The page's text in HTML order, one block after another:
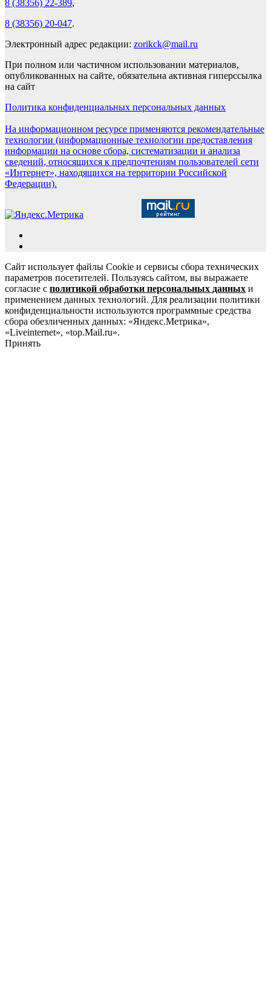
8 (38356) 22-389,
8 (38356) 20-047.
Электронный адрес редакции: zorikck@mail.ru
При полном или частичном использовании материалов,
опубликованных на сайте, обязательна активная гиперссылка
на сайт
Политика конфиденциальных персональных данных
На информационном ресурсе применяются рекомендательные
технологии (информационные технологии предоставления
информации на основе сбора, систематизации и анализа
сведений, относящихся к предпочтениям пользователей сети
«Интернет», находящихся на территории Российской
Федерации).
Сайт использует файлы Cookie и сервисы сбора технических
параметров посетителей. Пользуясь сайтом, вы выражаете
согласие с политикой обработки персональных данных и
применением данных технологий. Для реализации политики
конфиденциальности используются программные средства
сбора обезличенных данных: «Яндекс.Метрика»,
«Liveinternet», «top.Mail.ru».
Принять